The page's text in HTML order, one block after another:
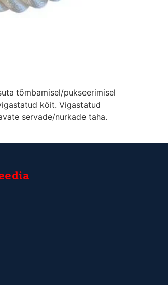
tõmbamisel/pukseerimisel
köit. Vigastatud
servade/nurkade taha.